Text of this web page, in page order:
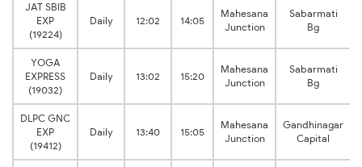
JAT SBIB
EXP
(19224)
Daily 12:02 14:05
Mahesana
Junction
Sabarmati
Bg
YOGA
EXPRESS
(19032)
Daily 13:02 15:20
Mahesana
Junction
Sabarmati
Bg
DLPC GNC
EXP
(19412)
Daily 13:40 15:05
Mahesana
Junction
Gandhinagar
Capital